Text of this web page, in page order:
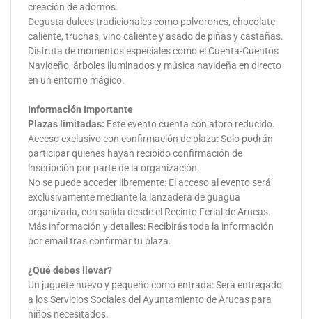
creación de adornos.
Degusta dulces tradicionales como polvorones, chocolate
caliente, truchas, vino caliente y asado de piñas y castañas.
Disfruta de momentos especiales como el Cuenta-Cuentos
Navideño, árboles iluminados y música navideña en directo
en un entorno mágico.
Información Importante
Plazas limitadas: Este evento cuenta con aforo reducido.
Acceso exclusivo con confirmación de plaza: Solo podrán
participar quienes hayan recibido confirmación de
inscripción por parte de la organización.
No se puede acceder libremente: El acceso al evento será
exclusivamente mediante la lanzadera de guagua
organizada, con salida desde el Recinto Ferial de Arucas.
Más información y detalles: Recibirás toda la información
por email tras confirmar tu plaza.
¿Qué debes llevar?
Un juguete nuevo y pequeño como entrada: Será entregado
a los Servicios Sociales del Ayuntamiento de Arucas para
niños necesitados.